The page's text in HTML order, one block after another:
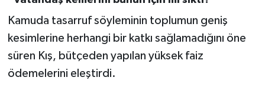
Kamuda tasarruf söyleminin toplumun geniş
kesimlerine herhangi bir katkı sağlamadığını öne
süren Kış, bütçeden yapılan yüksek faiz
ödemelerini eleştirdi.